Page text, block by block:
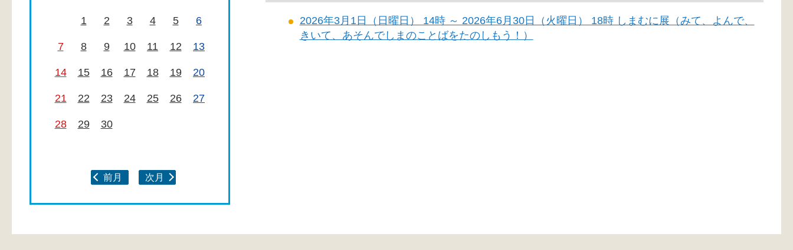
1 2 3 4 5 6
7 8 9 10 11 12 13
14 15 16 17 18 19 20
21 22 23 24 25 26 27
28 29 30
前月 次月
2026年3月1日（日曜日） 14時 ～ 2026年6月30日（火曜日） 18時 しまむに展（みて、よんで、
きいて、あそんでしまのことばをたのしもう！）